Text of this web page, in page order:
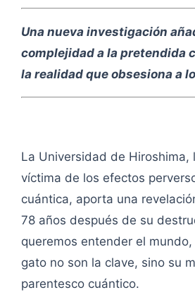
Una nueva investigación
complejidad a la pretendida
la realidad que obsesiona a
La Universidad de Hiroshima,
víctima de los efectos
cuántica, aporta una
78 años después de su
queremos entender el
gato no son la clave, sino su
parentesco cuántico.